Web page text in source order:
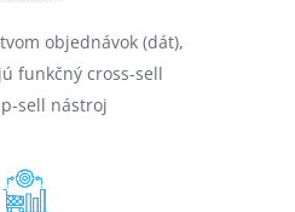
objednávok (dát),
funkčný cross-sell
sell nástroj